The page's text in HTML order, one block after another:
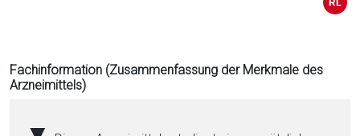
m
Fachinformation (Zusammenfassung der Merkmale des
Arzneimittels)